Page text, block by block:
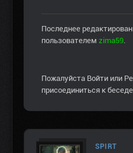
Последнее
пользователем zima59
Пожалуйста Войти или
присоединиться к беседе.
SPIRT